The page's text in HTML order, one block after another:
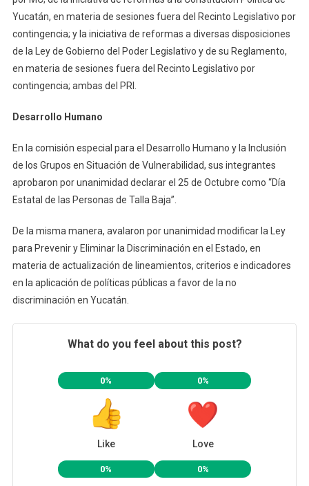
Yucatán, en materia de sesiones fuera del Recinto Legislativo por
contingencia; y la iniciativa de reformas a diversas disposiciones
de la Ley de Gobierno del Poder Legislativo y de su Reglamento,
en materia de sesiones fuera del Recinto Legislativo por
contingencia; ambas del PRI.
Desarrollo Humano
En la comisión especial para el Desarrollo Humano y la Inclusión
de los Grupos en Situación de Vulnerabilidad, sus integrantes
aprobaron por unanimidad declarar el 25 de Octubre como “Día
Estatal de las Personas de Talla Baja”.
De la misma manera, avalaron por unanimidad modificar la Ley
para Prevenir y Eliminar la Discriminación en el Estado, en
materia de actualización de lineamientos, criterios e indicadores
en la aplicación de políticas públicas a favor de la no
discriminación en Yucatán.
What do you feel about this post?
0%
Like
0%
Love
0% 0%